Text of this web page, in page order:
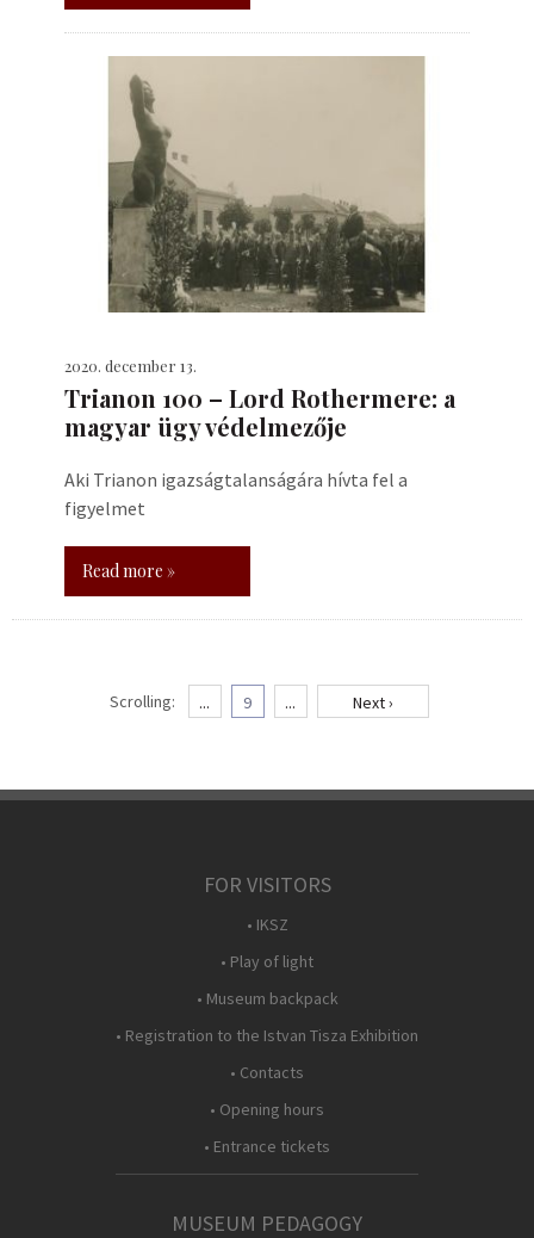
2020. december 13.
Trianon 100 – Lord Rothermere: a
magyar ügy védelmezője
Aki Trianon igazságtalanságára hívta fel a
figyelmet
Read more »
Scrolling: ... 9 ... Next ›
FOR VISITORS
• IKSZ
• Play of light
• Museum backpack
• Registration to the Istvan Tisza Exhibition
• Contacts
• Opening hours
• Entrance tickets
MUSEUM PEDAGOGY